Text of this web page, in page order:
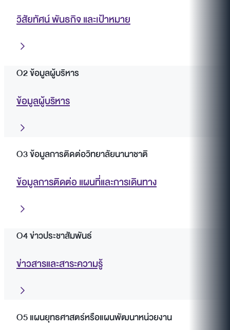
วิสัยทัศน์ พันธกิจ และเป้าหมาย
O2 ข้อมูลผู้บริหาร
ข้อมูลผู้บริหาร
O3 ข้อมูลการติดต่อวิทยาลัยนานาชาติ
ข้อมูลการติดต่อ แผนที่และการเดินทาง
O4 ข่าวประชาสัมพันธ์
ข่าวสารและสาระความรู้
O5 แผนยุทธศาสตร์หรือแผนพัฒนาหน่วยงาน